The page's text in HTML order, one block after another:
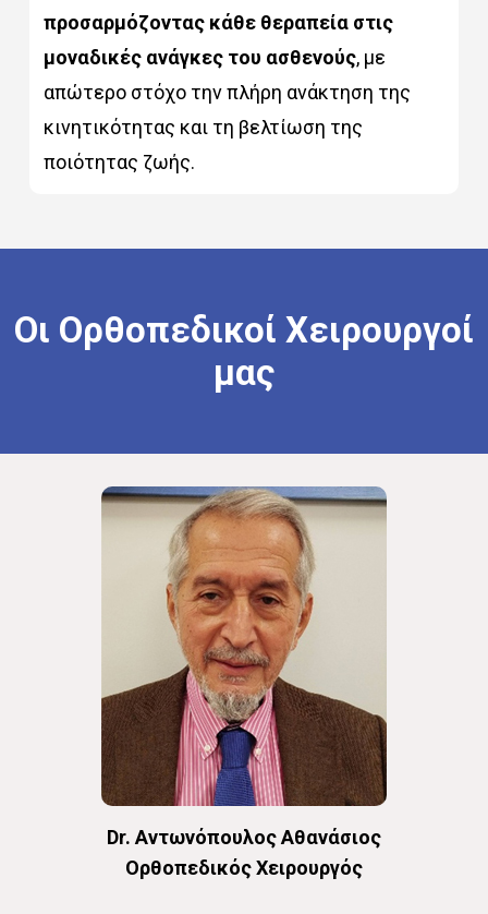
προσαρμόζοντας κάθε θεραπεία στις
μοναδικές ανάγκες του ασθενούς, με
απώτερο στόχο την πλήρη ανάκτηση της
κινητικότητας και τη βελτίωση της
ποιότητας ζωής.
Οι Ορθοπεδικοί Χειρουργοί
μας
Dr. Αντωνόπουλος Αθανάσιος
Oρθοπεδικός Χειρουργός